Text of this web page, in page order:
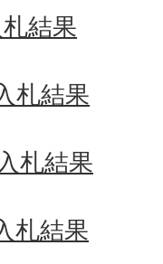
結果
札結果
札結果
札結果